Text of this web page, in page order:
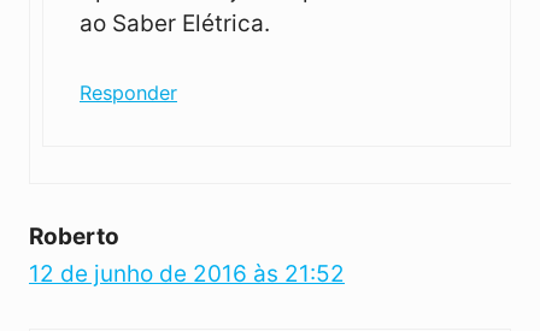
ao Saber Elétrica.
Responder
Roberto
12 de junho de 2016 às 21:52